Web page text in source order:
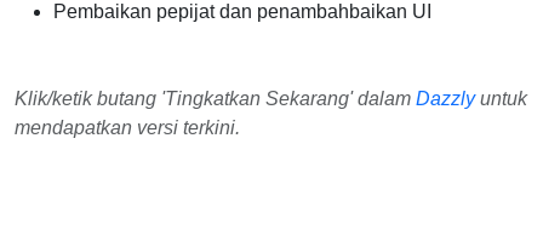
Pembaikan pepijat dan penambahbaikan UI
Klik/ketik butang 'Tingkatkan Sekarang' dalam Dazzlyuntuk
mendapatkan versi terkini.